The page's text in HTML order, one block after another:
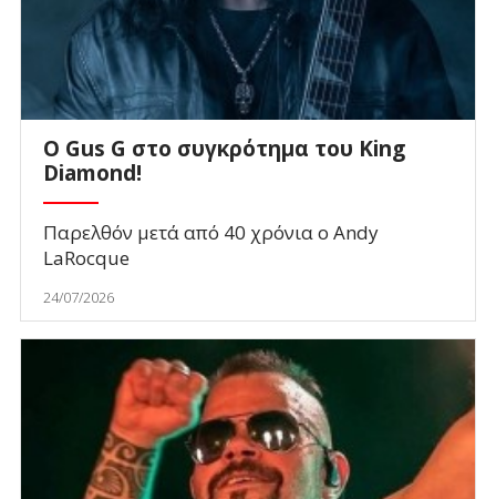
O Gus G στο συγκρότημα του King
Diamond!
Παρελθόν μετά από 40 χρόνια ο Andy
LaRocque
24/07/2026